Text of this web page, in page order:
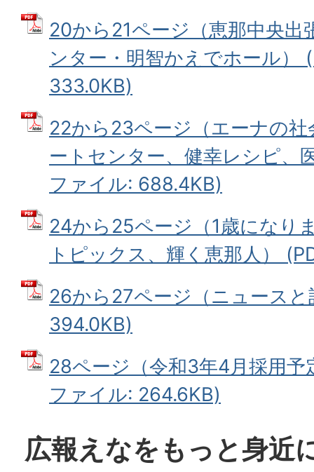
20から21ページ（恵那中央出
ンター・明智かえでホール）
333.0KB)
22から23ページ（エーナの
ートセンター、健幸レシピ、
ファイル: 688.4KB)
24から25ページ（1歳になり
トピックス、輝く恵那人）
26から27ページ（ニュース
394.0KB)
28ページ（令和3年4月採用予
ファイル: 264.6KB)
広報えなをもっと身近